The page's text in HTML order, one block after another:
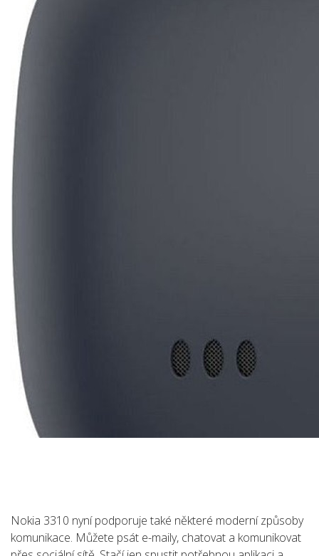
Nokia 3310 nyní podporuje také některé moderní způsoby
komunikace. Můžete psát e-maily, chatovat a komunikovat